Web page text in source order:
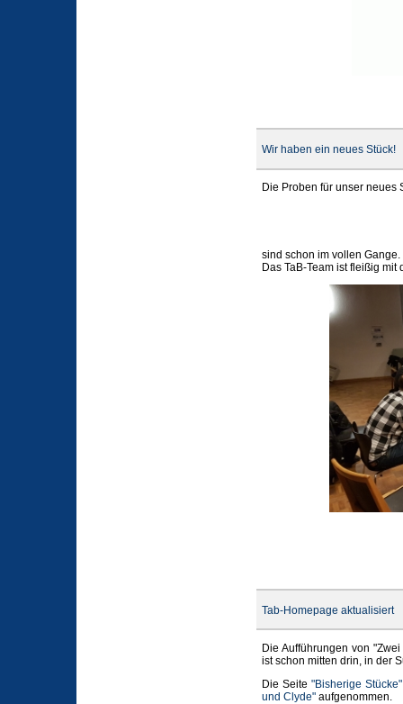
Wir haben ein neues Stück!
Die Proben für unser neues
sind schon im vollen Gange.
Das TaB-Team ist fleißig
Tab-Homepage aktualisiert
Die Aufführungen von
ist schon mitten drin, in der
Die Seite"Bisherige Stücke"
und Clyde" aufgenommen.